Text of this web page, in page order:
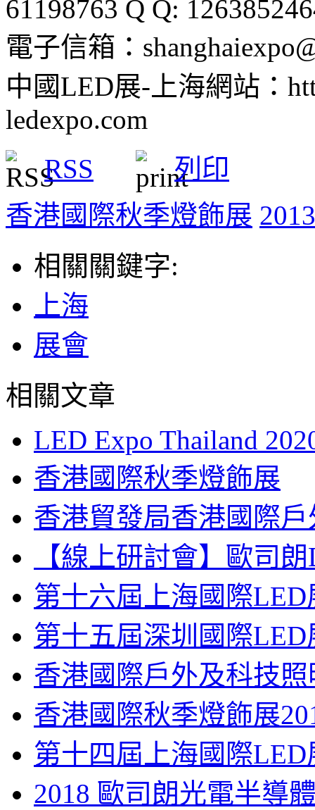
61198763 Q Q:
電子信箱：
中國LED展-上海網站：
ledexpo.com
RSS
列印
香港國際秋季燈飾展
相關關鍵字:
上海
展會
相關文章
LED Expo Thailand
香港國際秋季燈飾展
香港貿發局香港國際
【線上研討會】歐司
第十六屆上海國際LED
第十五屆深圳國際LED
香港國際戶外及科技照
香港國際秋季燈飾展
第十四屆上海國際
2018 歐司朗光電半導